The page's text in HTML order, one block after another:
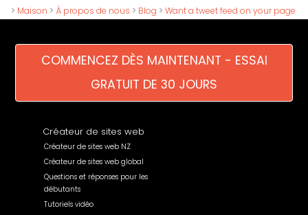
> Maison > À propos de nous > Blog > Want a tweet feed on your page
COMMENCEZ DÈS MAINTENANT - ESSAI
GRATUIT DE 30 JOURS
Créateur de sites web
Créateur de sites web NZ
Créateur de sites web global
Questions et réponses pour les
débutants
Tutoriels vidéo